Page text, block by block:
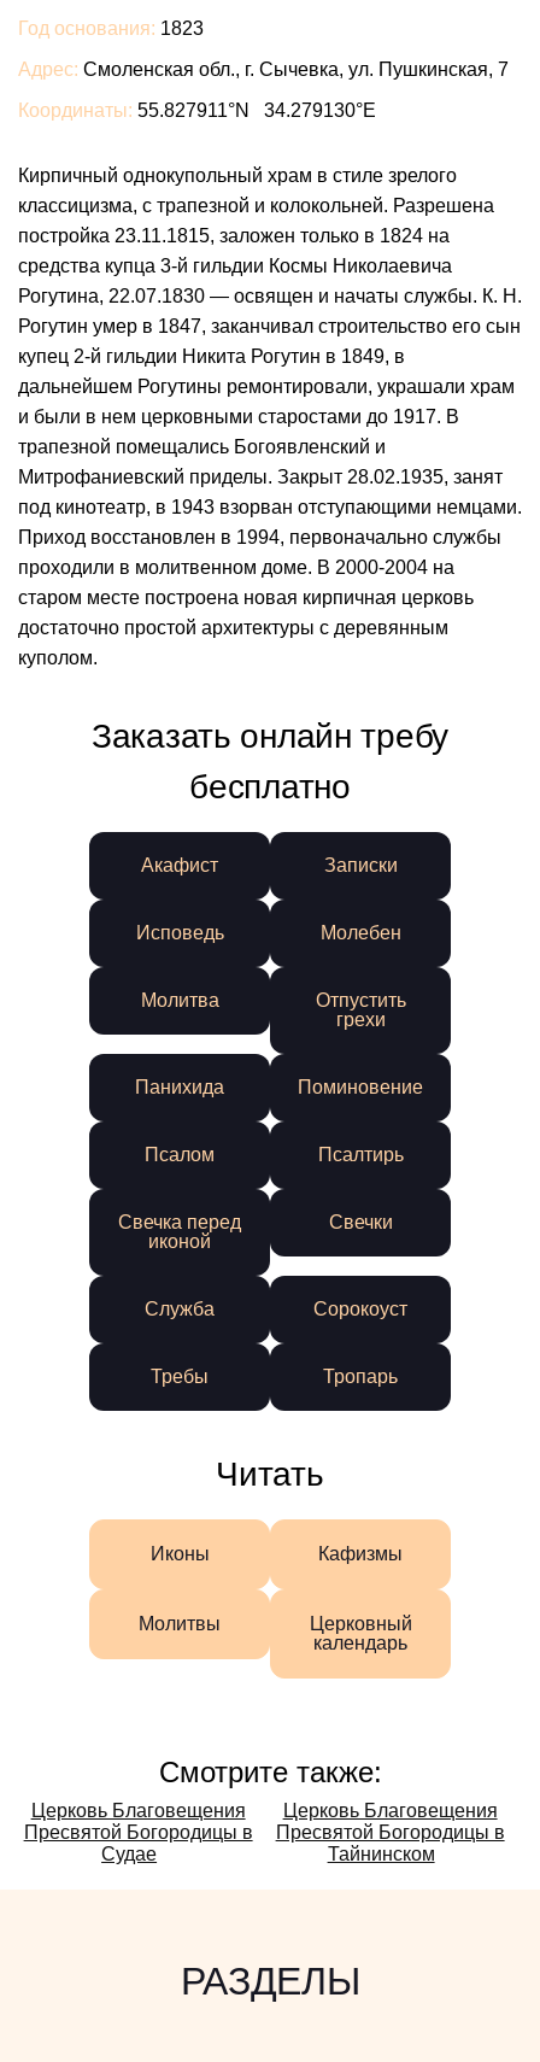
Год основания: 1823
Адрес: Смоленская обл., г. Сычевка, ул. Пушкинская, 7
Координаты: 55.827911°N 34.279130°E
Кирпичный однокупольный храм в стиле зрелого
классицизма, с трапезной и колокольней. Разрешена
постройка 23.11.1815, заложен только в 1824 на
средства купца 3-й гильдии Космы Николаевича
Рогутина, 22.07.1830 — освящен и начаты службы. К. Н.
Рогутин умер в 1847, заканчивал строительство его сын
купец 2-й гильдии Никита Рогутин в 1849, в
дальнейшем Рогутины ремонтировали, украшали храм
и были в нем церковными старостами до 1917. В
трапезной помещались Богоявленский и
Митрофаниевский приделы. Закрыт 28.02.1935, занят
под кинотеатр, в 1943 взорван отступающими немцами.
Приход восстановлен в 1994, первоначально службы
проходили в молитвенном доме. В 2000-2004 на
старом месте построена новая кирпичная церковь
достаточно простой архитектуры с деревянным
куполом.
Заказать онлайн требу
бесплатно
Акафист Записки
Исповедь Молебен
Молитва
Отпустить
грехи
Панихида Поминовение
Псалом Псалтирь
Свечка перед
иконой
Свечки
Служба Сорокоуст
Требы Тропарь
Читать
Иконы Кафизмы
Молитвы
Церковный
календарь
Смотрите также:
Смотрите
также:
Церковь Благовещения
Пресвятой Богородицы в
Судае
Церковь Благовещения
Пресвятой Богородицы в
Тайнинском
РАЗДЕЛЫ